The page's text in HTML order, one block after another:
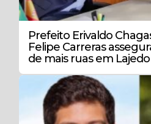
Prefeito Erivaldo
Felipe Carreras
de mais ruas em Lajedo